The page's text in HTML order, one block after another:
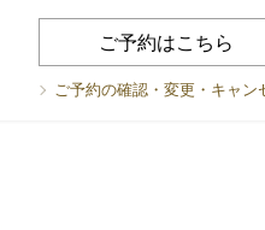
ご予約はこちら
ご予約の確認・変更・キャン